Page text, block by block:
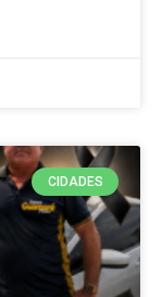
CIDADES